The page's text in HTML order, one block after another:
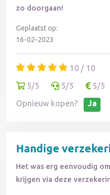
zo doorgaan!
Geplaatst op:
16-02-2023
10 / 10
5/5
5/5 5/5
Opnieuw kopen?
Ja
Handige
Het was erg eenvoudig
krijgen via deze